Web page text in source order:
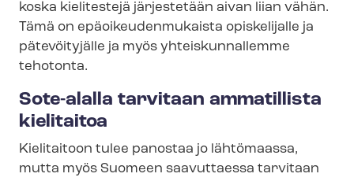
koska kielitestejä järjestetään aivan liian vähän.
Tämä on epä­oi­keu­den­mu­kais­ta opiskelijalle ja
pätevöityjälle ja myös yhteiskunnallemme
tehotonta.
Sote-alalla tarvitaan ammatillista
kielitaitoa
Kielitaitoon tulee panostaa jo lähtömaassa,
mutta myös Suomeen saavuttaessa tarvitaan